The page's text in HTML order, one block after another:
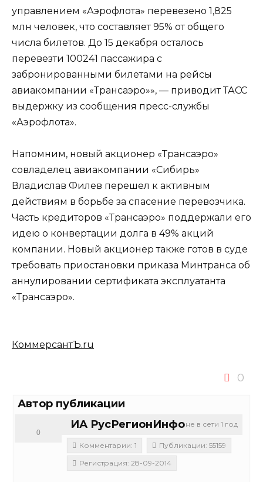
управлением «Аэрофлота» перевезено 1,825
млн человек, что составляет 95% от общего
числа билетов. До 15 декабря осталось
перевезти 100241 пассажира с
забронированными билетами на рейсы
авиакомпании «Трансаэро»», — приводит ТАСС
выдержку из сообщения пресс-службы
«Аэрофлота».
Напомним, новый акционер «Трансаэро»
совладелец авиакомпании «Сибирь»
Владислав Филев перешел к активным
действиям в борьбе за спасение перевозчика.
Часть кредиторов «Трансаэро» поддержали его
идею о конвертации долга в 49% акций
компании. Новый акционер также готов в суде
требовать приостановки приказа Минтранса об
аннулировании сертификата эксплуатанта
«Трансаэро».
КоммерсантЪ.ru
0
Автор публикации
не в сети 1 год
ИА РусРегионИнфо
0
Комментарии: 1
Публикации: 55159
Регистрация: 28-09-2014